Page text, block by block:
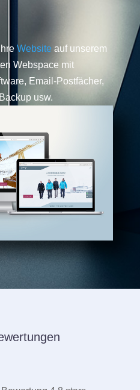
Website auf unserem
Webspace mit
Email-Postfächer,
usw.